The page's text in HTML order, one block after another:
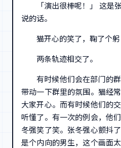
「演出很棒呢！」 这是
说的话。
猫开心的笑了，鞠了个躬
两条轨迹相交了。
有时候他们会在部门的
带动一下群里的氛围。猫经
大家开心。而有时候他们的
听懂了。有一次的例会，他
冬强笑了笑。张冬强心颤抖
是个内向的男生，这个画面